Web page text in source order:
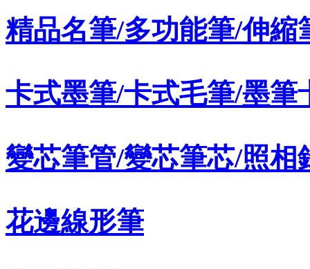
精品名筆/多功能筆/伸縮
卡式墨筆/卡式毛筆/墨筆
變芯筆管/變芯筆芯/照相
花邊線形筆